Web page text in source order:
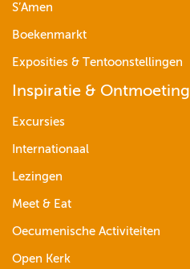
S’Amen
Boekenmarkt
Exposities & Tentoonstellingen
Inspiratie & Ontmoeting
Excursies
Internationaal
Lezingen
Meet & Eat
Oecumenische Activiteiten
Open Kerk